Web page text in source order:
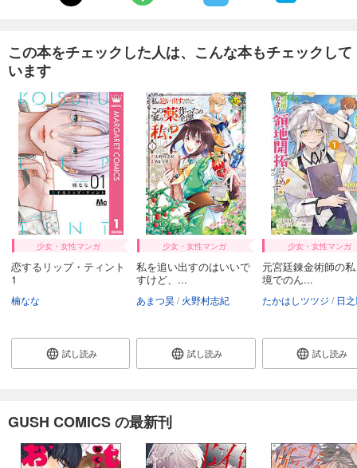
この本をチェックした人は、こんな本もチェックして
います
少女・女性マンガ
恋するリップ・ティント
1
楠なな
試し読み
少女・女性マンガ
私を追い出すのはいいで
すけど、...
あまつ昊 火野村志紀
試し読み
少女・女性マンガ
元宮廷錬金術師の
境でのん...
たかはしツツジ 日之影
試し読み
GUSH COMICS の最新刊